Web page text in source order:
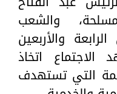
والشعب
والأربعين
اتخاذ
التي تستهدف